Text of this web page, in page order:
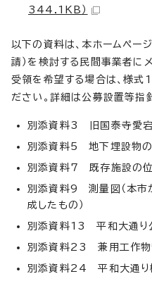
344.1KB）
以下の資料は、本ホームペー
請）を検討する民間事業者に
受領を希望する場合は、様式
ださい。詳細は公募設置等指
別添資料3 旧国泰寺愛宕
別添資料5 地下埋設物の
別添資料7 既存施設の
別添資料9 測量図（本市
成したもの）
別添資料13 平和大通り公
別添資料23 兼用工作物
別添資料24 平和大通り